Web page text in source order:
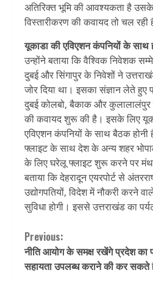
अतिरिक्त भूमि की आवश्यकता है उसके
विस्तारीकरण की कवायद तो चल रही
यूकाडा की एविएशन कंपनियों के साथ
उन्होंने बताया कि वैश्विक निवेशक
दुबई और सिंगापुर के निवेशों ने
जोर दिया था। इसका संज्ञान लेते हुए
दुबई कोलबो, बैकाक और
की कवायद शुरू की है। इसके लिए
एविएशन कंपनियों के साथ बैठक होनी
फ्लाइट के साथ देश के अन्य शहर
के लिए घरेलू फ्लाइट शुरू करने पर
बताया कि देहरादून एयरपोर्ट से
उद्योगपतियों, विदेश में नौकरी करने
सुविधा होगी। इससे उत्तराखंड का
Continue
Reading
Previous:
नीति आयोग के समक्ष रखेंगे प्रदेश का
सहायता उपलब्ध कराने की कर सकते